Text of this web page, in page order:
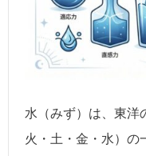
水（みず）は、東洋
火・土・金・水）の